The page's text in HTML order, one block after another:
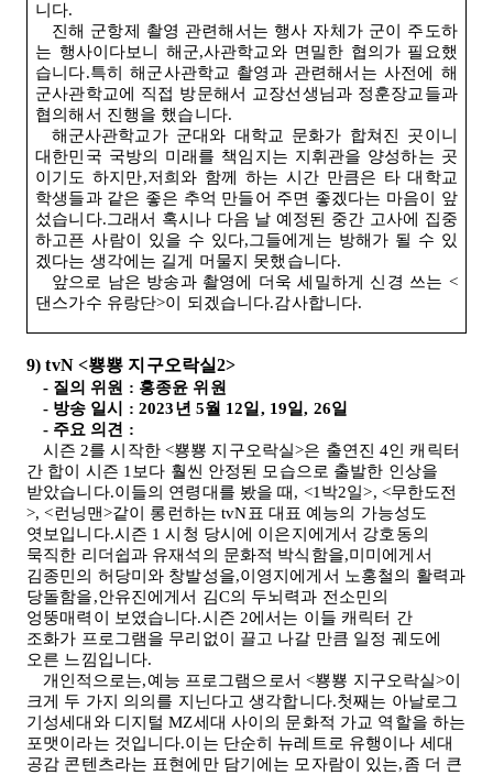
니다.
진해 군항제 촬영 관련해서는 행사 자체가 군이 주도하
는 행사이다보니 해군,사관학교와 면밀한 협의가 필요했
습니다.특히 해군사관학교 촬영과 관련해서는 사전에 해
군사관학교에 직접 방문해서 교장선생님과 정훈장교들과
협의해서 진행을 했습니다.
해군사관학교가 군대와 대학교 문화가 합쳐진 곳이니
대한민국 국방의 미래를 책임지는 지휘관을 양성하는 곳
이기도 하지만,저희와 함께 하는 시간 만큼은 타 대학교
학생들과 같은 좋은 추억 만들어 주면 좋겠다는 마음이 앞
섰습니다.그래서 혹시나 다음 날 예정된 중간 고사에 집중
하고픈 사람이 있을 수 있다,그들에게는 방해가 될 수 있
겠다는 생각에는 길게 머물지 못했습니다.
앞으로 남은 방송과 촬영에 더욱 세밀하게 신경 쓰는 <
댄스가수 유랑단>이 되겠습니다.감사합니다.
9) tvN <뿅뿅 지구오락실2>
- 질의 위원 : 홍종윤 위원
- 방송 일시 : 2023년 5월 12일 , 19일, 26일
- 주요 의견 :
시즌 2를 시작한<뿅뿅 지구오락실>은 출연진 4인 캐릭터
간 합이 시즌 1 보다 훨씬 안정된 모습으로 출발한 인상을
받았습니다.이들의 연령대를 봤을 때 , <1 박2일>, <무한도전
>, <런닝맨>같이 롱런하는 tvN표 대표 예능의 가능성도
엿보입니다.시즌 1시청 당시에 이은지에게서 강호동의
묵직한 리더쉽과 유재석의 문화적 박식함을,미미에게서
김종민의 허당미와 창발성을,이영지에게서 노홍철의 활력과
당돌함을,안유진에게서 김C의 두뇌력과 전소민의
엉뚱매력이 보였습니다.시즌 2에서는 이들 캐릭터 간
조화가 프로그램을 무리없이 끌고 나갈 만큼 일정 궤도에
오른 느낌입니다.
개인적으로는,예능 프로그램으로서 <뿅뿅 지구오락실>이
크게 두 가지 의의를 지닌다고 생각합니다.첫째는 아날로그
기성세대와 디지털 MZ세대 사이의 문화적 가교 역할을 하는
포맷이라는 것입니다.이는 단순히 뉴레트로 유행이나 세대
공감 콘텐츠라는 표현에만 담기에는 모자람이 있는,좀 더 큰